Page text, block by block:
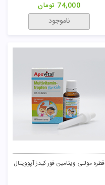
74,000 تومان
ناموجود
قطره مولتی ویتامین فور کیدز آپوویتال